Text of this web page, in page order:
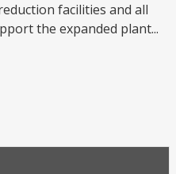
facilities and all
the expanded plant...